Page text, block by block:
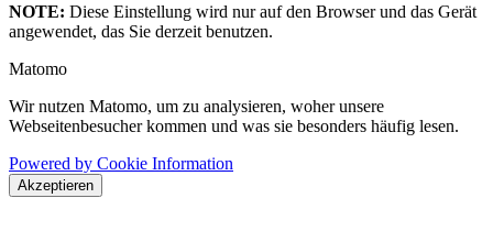
NOTE: Diese Einstellung wird nur auf den Browser und das Gerät
angewendet, das Sie derzeit benutzen.
Matomo
Wir nutzen Matomo, um zu analysieren, woher unsere
Webseitenbesucher kommen und was sie besonders häufig lesen.
Powered by Cookie Information
Akzeptieren